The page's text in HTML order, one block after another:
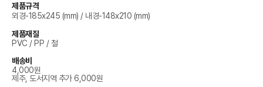
제품규격
외경-185x245 (mm) / 내경-148x210 (mm)
제품재질
PVC / PP / 철
배송비
4,000원
제주, 도서지역 추가 6,000원